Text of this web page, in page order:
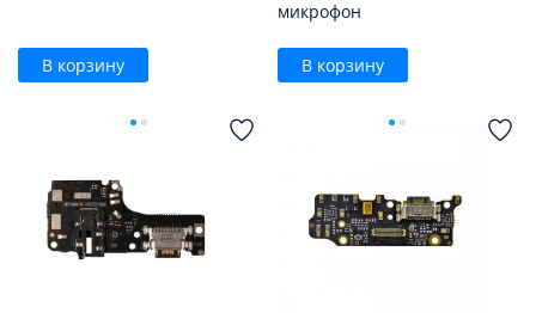
В корзину
микрофон
В корзину